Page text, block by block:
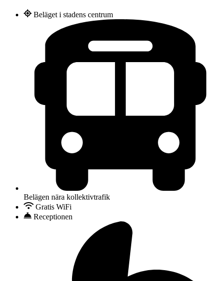
Beläget i stadens centrum
Belägen nära kollektivtrafik
Gratis WiFi
Receptionen